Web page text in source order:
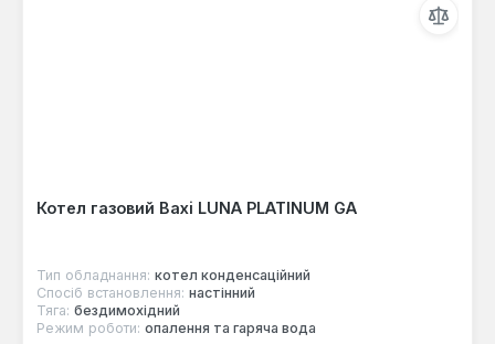
Котел газовий Baxi LUNA PLATINUM GA
Тип обладнання: котел конденсаційний
Спосіб встановлення: настінний
Тяга: бездимохідний
Режим роботи: опалення та гаряча вода